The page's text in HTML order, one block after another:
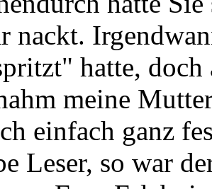
nackt.
hatte, doch
meine
einfach ganz
Leser, so war